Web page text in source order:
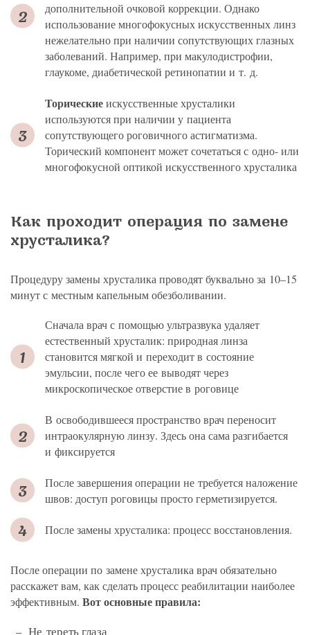
дополнительной очковой коррекции. Однако
использование многофокусных искусственных линз
нежелательно при наличии сопутствующих глазных
заболеваний. Например, при макулодистрофии,
глаукоме, диабетической ретинопатии и т. д.
Торическиеискусственные хрусталики
используются при наличии у пациента
сопутствующего роговичного астигматизма.
Торический компонент может сочетаться с одно- или
многофокусной оптикой искусственного хрусталика
Как проходит операция по замене
хрусталика?
Процедуру замены хрусталика проводят буквально за 10–15
минут с местным капельным обезболивании.
Сначала врач с помощью ультразвука удаляет
естественный хрусталик: природная линза
становится мягкой и переходит в состояние
эмульсии, после чего ее выводят через
микроскопическое отверстие в роговице
В освободившееся пространство врач переносит
интраокулярную линзу. Здесь она сама разгибается
и фиксируется
После завершения операции не требуется наложение
швов: доступ роговицы просто герметизируется.
После замены хрусталика: процесс восстановления.
После операции по замене хрусталика врач обязательно
расскажет вам, как сделать процесс реабилитации наиболее
эффективным. Вот основные правила:
Не тереть глаза